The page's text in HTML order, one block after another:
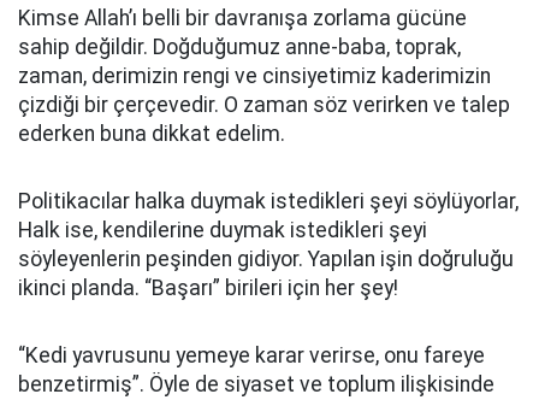
Kimse Allah’ı belli bir davranışa zorlama gücüne
sahip değildir. Doğduğumuz anne-baba, toprak,
zaman, derimizin rengi ve cinsiyetimiz kaderimizin
çizdiği bir çerçevedir. O zaman söz verirken ve talep
ederken buna dikkat edelim.
Politikacılar halka duymak istedikleri şeyi söylüyorlar,
Halk ise, kendilerine duymak istedikleri şeyi
söyleyenlerin peşinden gidiyor. Yapılan işin doğruluğu
ikinci planda. “Başarı” birileri için her şey!
“Kedi yavrusunu yemeye karar verirse, onu fareye
benzetirmiş”. Öyle de siyaset ve toplum ilişkisinde